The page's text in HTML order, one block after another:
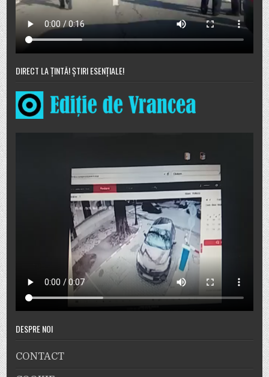
DIRECT LA ȚINTĂ! ȘTIRI ESENȚIALE!
DESPRE NOI
CONTACT